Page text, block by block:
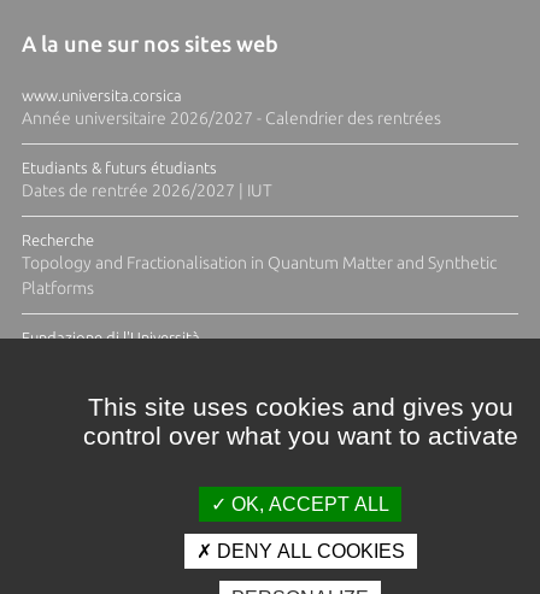
A la une sur nos sites web
www.universita.corsica
Année universitaire 2026/2027 - Calendrier des rentrées
Etudiants & futurs étudiants
Dates de rentrée 2026/2027 | IUT
Recherche
Topology and Fractionalisation in Quantum Matter and Synthetic
Platforms
Fundazione di l'Università
Crédits et mentions légales
This site uses cookies and gives you
control over what you want to activate
OK, ACCEPT ALL
DENY ALL COOKIES